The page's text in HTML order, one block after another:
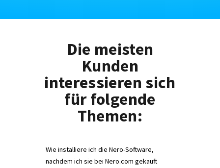
Die meisten
Kunden
interessieren sich
für folgende
Themen:
Wie installiere ich die Nero-Software,
nachdem ich sie bei Nero.com gekauft